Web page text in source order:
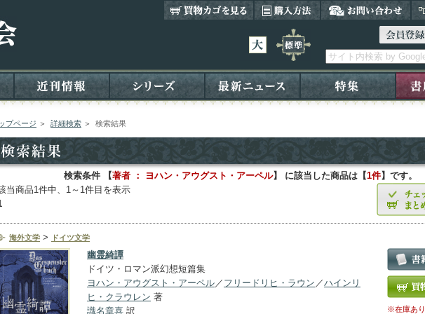
プページ ＞ 詳細検索 ＞ 検索結果
検索条件 【著者 ： ヨハン・アウグスト・アーペル】 に該当した商品は【1件】です。
当商品1件中、1～1件目を表示
海外文学 > ドイツ文学
幽霊綺譚
ドイツ・ロマン派幻想短篇集
ヨハン・アウグスト・アーペル／ フリードリヒ・ラウン ／ハインリ
ヒ・クラウレン 著
識名章喜 訳 ※在庫あり